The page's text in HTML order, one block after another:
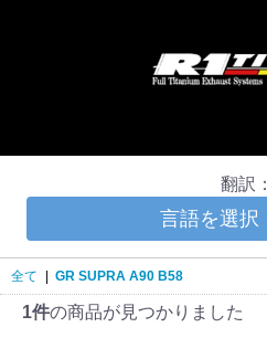
翻訳：
言語を選択
全て | GR SUPRA A90 B58
1件の商品が見つかりました